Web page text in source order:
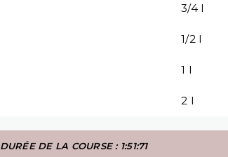
3/4 l
1/2 l
1 l
2 l
DURÉE DE LA COURSE : 1:51:71